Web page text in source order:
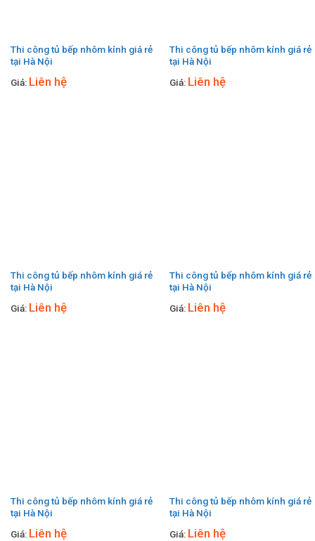
Thi công tủ bếp nhôm kính giá rẻ
tại Hà Nội
Giá: Liên hệ
Thi công tủ bếp nhôm kính giá rẻ
tại Hà Nội
Giá: Liên hệ
Thi công tủ bếp nhôm kính giá rẻ
tại Hà Nội
Giá: Liên hệ
Thi công tủ bếp nhôm kính giá rẻ
tại Hà Nội
Giá: Liên hệ
Thi công tủ bếp nhôm kính giá rẻ
tại Hà Nội
Giá: Liên hệ
Thi công tủ bếp nhôm kính giá rẻ
tại Hà Nội
Giá: Liên hệ